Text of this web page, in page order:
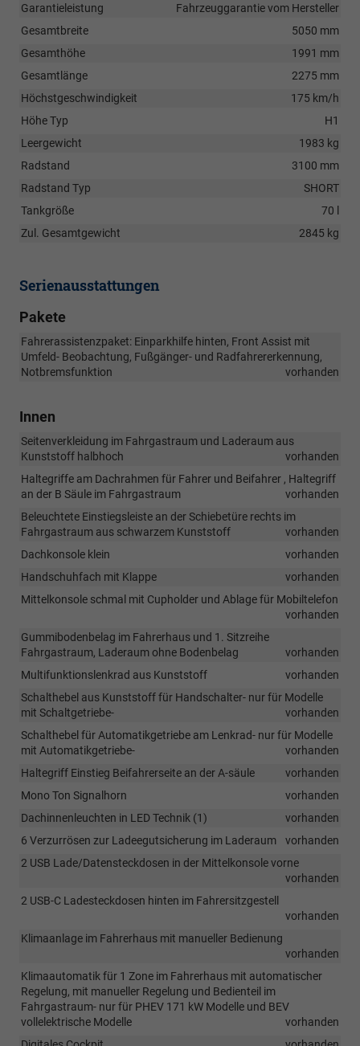
Garantieleistung
Fahrzeuggarantie vom Hersteller
Gesamtbreite
5050 mm
Gesamthöhe
1991 mm
Gesamtlänge
2275 mm
Höchstgeschwindigkeit
175 km/h
Höhe Typ
H1
Leergewicht
1983 kg
Radstand
3100 mm
Radstand Typ
SHORT
Tankgröße
70 l
Zul. Gesamtgewicht
2845 kg
Serienausstattungen
Pakete
Fahrerassistenzpaket: Einparkhilfe hinten, Front Assist mit
Umfeld- Beobachtung, Fußgänger- und Radfahrererkennung,
Notbremsfunktion
vorhanden
Innen
Seitenverkleidung im Fahrgastraum und Laderaum aus
Kunststoff halbhoch
vorhanden
Haltegriffe am Dachrahmen für Fahrer und Beifahrer , Haltegriff
an der B Säule im Fahrgastraum
vorhanden
Beleuchtete Einstiegsleiste an der Schiebetüre rechts im
Fahrgastraum aus schwarzem Kunststoff
vorhanden
Dachkonsole klein
vorhanden
Handschuhfach mit Klappe
vorhanden
Mittelkonsole schmal mit Cupholder und Ablage für Mobiltelefon
vorhanden
Gummibodenbelag im Fahrerhaus und 1. Sitzreihe
Fahrgastraum, Laderaum ohne Bodenbelag
vorhanden
Multifunktionslenkrad aus Kunststoff
vorhanden
Schalthebel aus Kunststoff für Handschalter- nur für Modelle
mit Schaltgetriebe-
vorhanden
Schalthebel für Automatikgetriebe am Lenkrad- nur für Modelle
mit Automatikgetriebe-
vorhanden
Haltegriff Einstieg Beifahrerseite an der A-säule
vorhanden
Mono Ton Signalhorn
vorhanden
Dachinnenleuchten in LED Technik (1)
vorhanden
6 Verzurrösen zur Ladeegutsicherung im Laderaum
vorhanden
2 USB Lade/Datensteckdosen in der Mittelkonsole vorne
vorhanden
2 USB-C Ladesteckdosen hinten im Fahrersitzgestell
vorhanden
Klimaanlage im Fahrerhaus mit manueller Bedienung
vorhanden
Klimaautomatik für 1 Zone im Fahrerhaus mit automatischer
Regelung, mit manueller Regelung und Bedienteil im
Fahrgastraum- nur für PHEV 171 kW Modelle und BEV
vollelektrische Modelle
vorhanden